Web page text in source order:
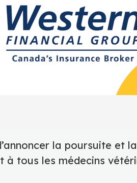
la poursuite et
à tous les médecins